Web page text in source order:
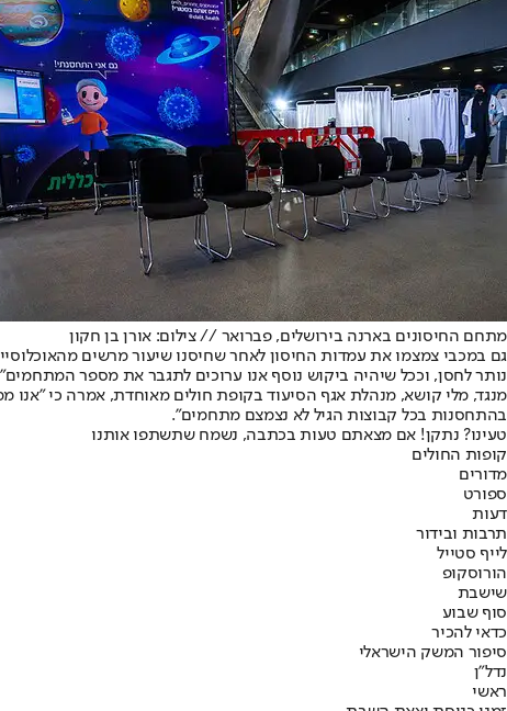
מתחם החיסונים בארנה בירושלים, פברואר // צילום: אורן בן חקון
גם במכבי צמצמו את עמדות החיסון לאחר שחיסנו שיעור מרשים
נותר לחסן, וככל שיהיה ביקוש נוסף אנו ערוכים לתגבר את מספר
מנגד, מלי קושא, מנהלת אגף הסיעוד בקופת חולים מאוחדת, אמרה כי
בהתחסנות בכל קבוצות הגיל לא נצמצם מתחמים".
טעינו? נתקן! אם מצאתם טעות בכתבה, נשמח שתשתפו אותנו
קופות החולים
מדורים
ספורט
דעות
תרבות ובידור
לייף סטייל
הורוסקופ
שישבת
סוף שבוע
כדאי להכיר
סיפור המשק הישראלי
נדל"ן
ראשי